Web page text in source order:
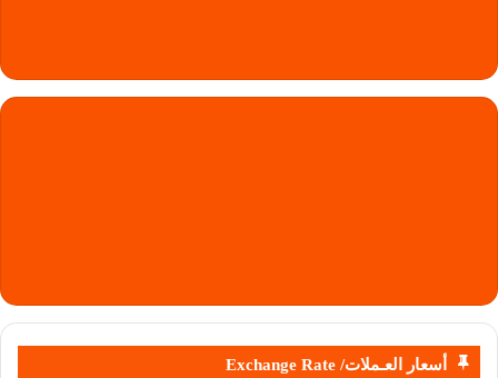
أسعار العـملات/ Exchange Rate